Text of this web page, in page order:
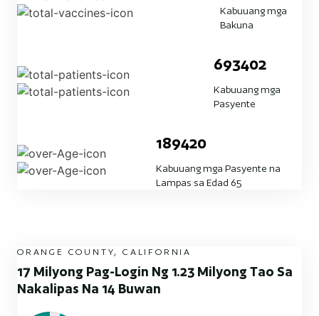
Kabuuang mga
Bakuna
693402
Kabuuang mga
Pasyente
189420
Kabuuang mga Pasyente na
Lampas sa Edad 65
ORANGE COUNTY, CALIFORNIA
17 Milyong Pag-Login Ng 1.23 Milyong Tao Sa
Nakalipas Na 14 Buwan